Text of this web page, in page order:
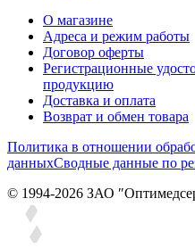
О магазине
Адреса и режим работы
Договор оферты
Регистрационные
продукцию
Доставка и оплата
Возврат и обмен товара
Политика в отношении
данныхСводные данные по
© 1994-2026 ЗАО